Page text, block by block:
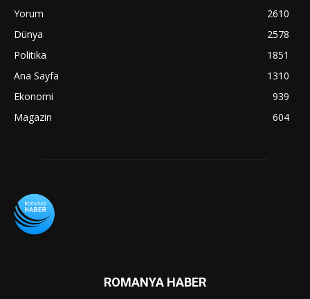
Yorum
2610
Dünya
2578
Politika
1851
Ana Sayfa
1310
Ekonomi
939
Magazin
604
ROMANYA HABER